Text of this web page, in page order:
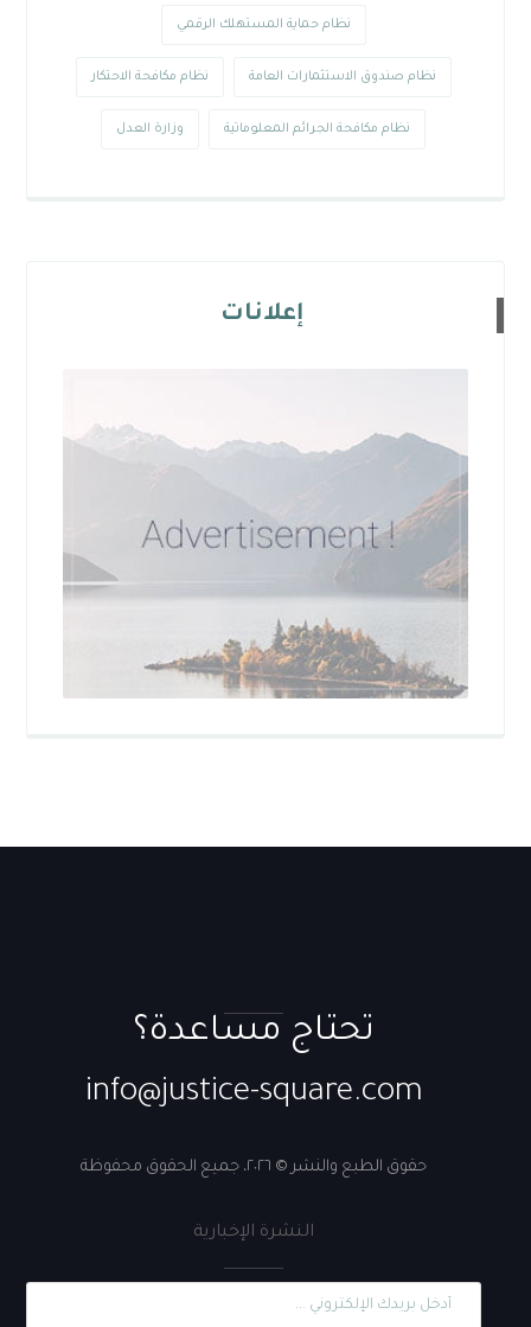
نظام حماية المستهلك الرقمي
نظام صندوق الاستثمارات العامة نظام مكافحة الاحتكار
نظام مكافحة الجرائم المعلوماتية وزارة العدل
إعلانات
تحتاج مساعدة؟
info@justice-square.com
حقوق الطبع والنشر © ٢٠٢٦، جميع الحقوق محفوظة
النشرة الإخبارية